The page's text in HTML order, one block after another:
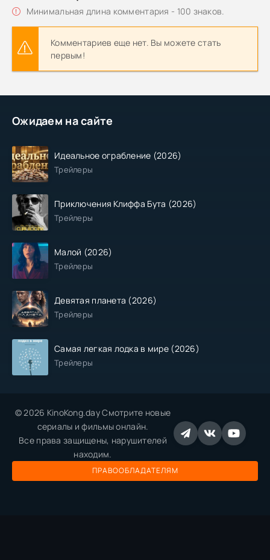
Ожидаем на сайте
Идеальное ограбление (2026)
Трейлеры
Приключения Клиффа Бута (2026)
Трейлеры
Малой (2026)
Трейлеры
Девятая планета (2026)
Трейлеры
Самая легкая лодка в мире (2026)
Трейлеры
Минимальная длина комментария - 100 знаков.
Комментариев еще нет. Вы можете стать
первым!
© 2026 KinoKong.day Смотрите новые
сериалы и фильмы онлайн.
Все права защищены, нарушителей
находим.
ПРАВООБЛАДАТЕЛЯМ